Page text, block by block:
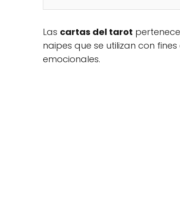
Las cartas del tarot
naipes que se utilizan con
emocionales.